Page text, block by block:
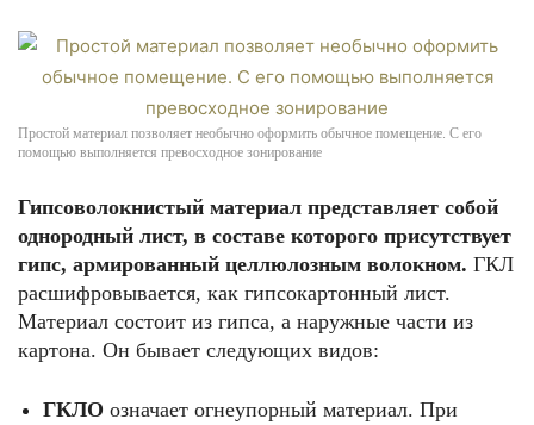
Простой материал позволяет необычно оформить обычное помещение. С его
помощью выполняется превосходное зонирование
Гипсоволокнистый материал представляет собой
однородный лист, в составе которого присутствует
гипс, армированный целлюлозным волокном. ГКЛ
расшифровывается, как гипсокартонный лист.
Материал состоит из гипса, а наружные части из
картона. Он бывает следующих видов:
ГКЛО означает огнеупорный материал. При